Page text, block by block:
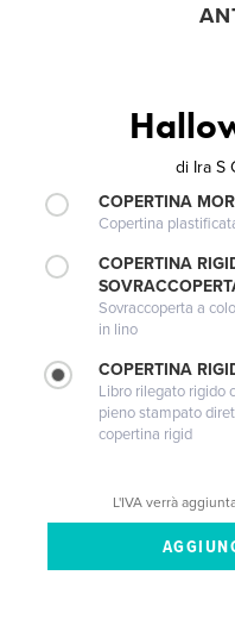
di Ira S
COPERTINA
Copertina
COPERTINA
Sovraccoperta a
in lino
COPERTINA
Libro rilegato rigido
pieno stampato
copertina rigid
L'IVA verrà